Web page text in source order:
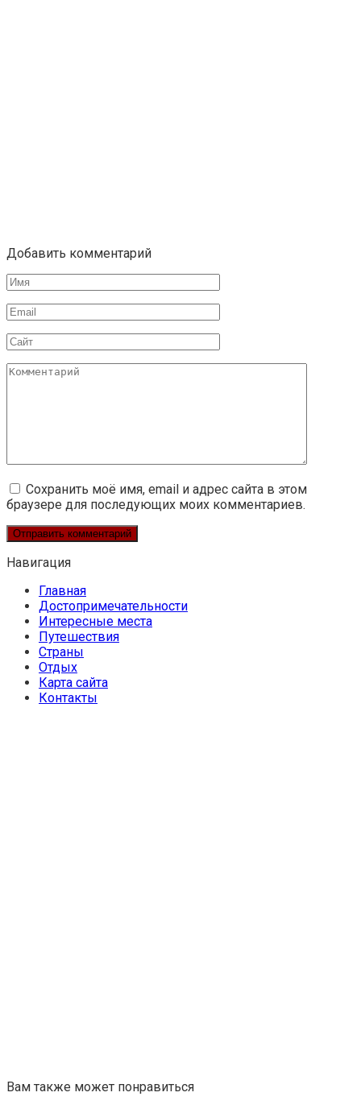
Добавить комментарий
Имя
Email
Сайт
Комментарий
Сохранить моё имя, email и адрес сайта в этом
браузере для последующих моих комментариев.
Навигация
Главная
Достопримечательности
Интересные места
Путешествия
Страны
Отдых
Карта сайта
Контакты
Вам также может понравиться